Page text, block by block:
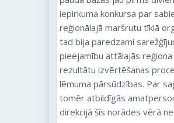
iepirkuma konkursa par
reģionālajā maršrutu tīklā
tad bija paredzami
pieejamību attālajās
rezultātu izvērtēšanas
lēmuma pārsūdzības. Par
tomēr atbildīgās
direkcijā šīs norādes vērā